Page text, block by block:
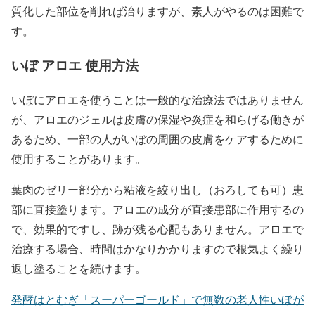
質化した部位を削れば治りますが、素人がやるのは困難で
す。
いぼ アロエ 使用方法
いぼにアロエを使うことは一般的な治療法ではありません
が、アロエのジェルは皮膚の保湿や炎症を和らげる働きが
あるため、一部の人がいぼの周囲の皮膚をケアするために
使用することがあります。
葉肉のゼリー部分から粘液を絞り出し（おろしても可）患
部に直接塗ります。アロエの成分が直接患部に作用するの
で、効果的ですし、跡が残る心配もありません。アロエで
治療する場合、時間はかなりかかりますので根気よく繰り
返し塗ることを続けます。
発酵はとむぎ「スーパーゴールド」で無数の老人性いぼが